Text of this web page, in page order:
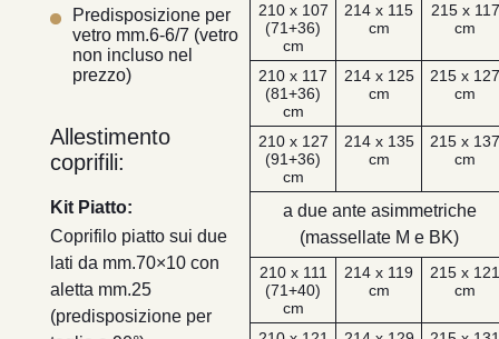
210 x 107
(71+36)
cm
214 x 115
cm
215 x 117
cm
210 x 117
(81+36)
cm
214 x 125
cm
215 x
cm
210 x 127
(91+36)
cm
214 x 135
cm
215 x
cm
a due ante asimmetriche
(massellate M e BK)
210 x 111
(71+40)
cm
214 x 119
cm
215 x
cm
Predisposizione per
vetro mm.6-6/7 (vetro
non incluso nel
prezzo)
Allestimento
coprifili:
Kit Piatto:
Coprifilo piatto sui due
lati da mm.70×10 con
aletta mm.25
(predisposizione per